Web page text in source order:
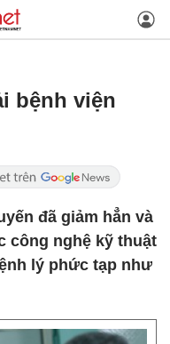
bệnh viện
đã giảm hẳn và
công nghệ kỹ thuật
lý phức tạp như